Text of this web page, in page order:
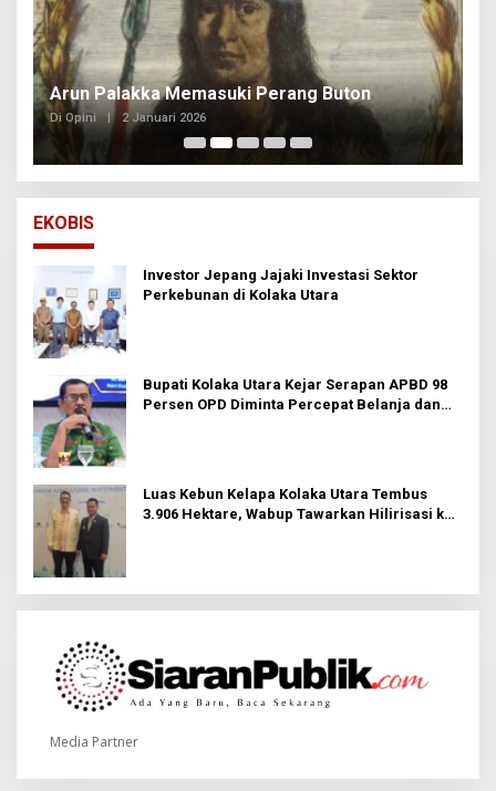
Arun Palakka Memasuki Perang Buton
Di Opini 2 Januari 2026
EKOBIS
Investor Jepang Jajaki Investasi Sektor
Perkebunan di Kolaka Utara
Bupati Kolaka Utara Kejar Serapan APBD 98
Persen OPD Diminta Percepat Belanja dan
Luas Kebun Kelapa Kolaka Utara Tembus
3.906 Hektare, Wabup Tawarkan Hilirisasi ke
Media Partner